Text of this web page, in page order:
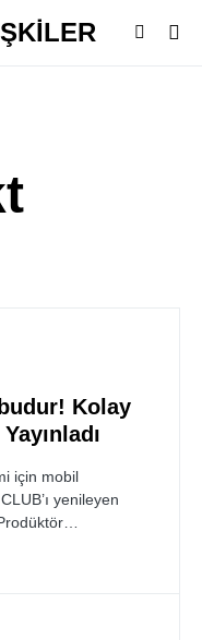
Kolay
için mobil
yenileyen